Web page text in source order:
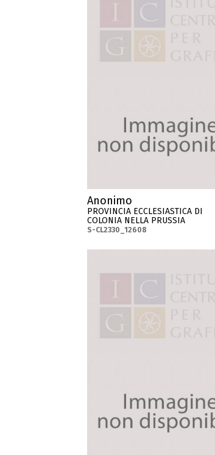
Anonimo
PROVINCIA ECCLESIASTICA DI
COLONIA NELLA PRUSSIA
S-CL2330_12608